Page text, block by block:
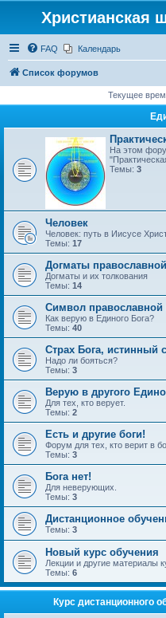
Христианская
FAQ Календарь
Список форумов
Текущее
На этом
Темы: 3
Человек
Человек: путь в Иисусе
Темы: 17
Догматы
Догматы и их толкования
Темы: 14
Символ
Как верую в Единого Бога?
Темы: 40
Страх Бога, истинный
Надо ли бояться?
Темы: 3
Верую в другого
Для тех, кто верует.
Темы: 2
Есть и другие боги!
Форум для тех, кто верит в
Темы: 3
Бога нет!
Для неверующих.
Темы: 3
Дистанционное
Темы: 3
Новый курс обучения
Лекции и другие материалы
Темы: 6
Курс дистанционного